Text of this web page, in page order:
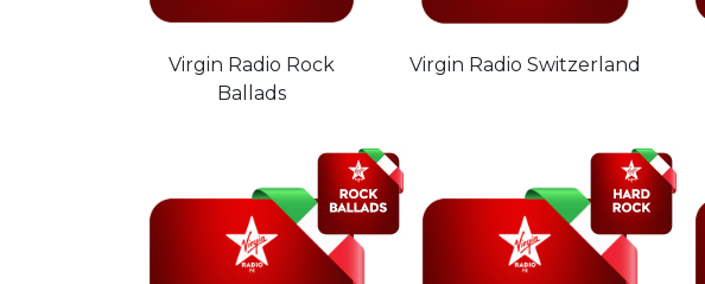
Virgin Radio Rock
Ballads
Virgin Radio Switzerland